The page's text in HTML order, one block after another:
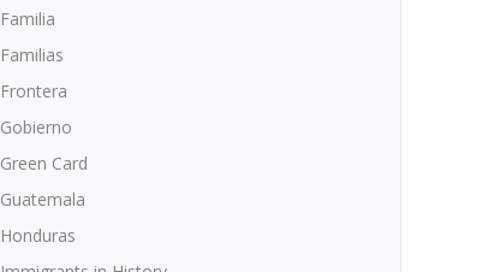
Familia
Familias
Frontera
Gobierno
Green Card
Guatemala
Honduras